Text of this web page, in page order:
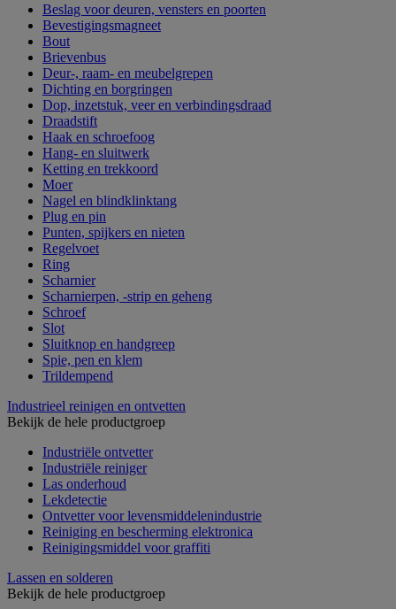
Beslag voor deuren, vensters en poorten
Bevestigingsmagneet
Bout
Brievenbus
Deur-, raam- en meubelgrepen
Dichting en borgringen
Dop, inzetstuk, veer en verbindingsdraad
Draadstift
Haak en schroefoog
Hang- en sluitwerk
Ketting en trekkoord
Moer
Nagel en blindklinktang
Plug en pin
Punten, spijkers en nieten
Regelvoet
Ring
Scharnier
Scharnierpen, -strip en geheng
Schroef
Slot
Sluitknop en handgreep
Spie, pen en klem
Trildempend
Industrieel reinigen en ontvetten
Bekijk de hele productgroep
Industriële ontvetter
Industriële reiniger
Las onderhoud
Lekdetectie
Ontvetter voor levensmiddelenindustrie
Reiniging en bescherming elektronica
Reinigingsmiddel voor graffiti
Lassen en solderen
Bekijk de hele productgroep